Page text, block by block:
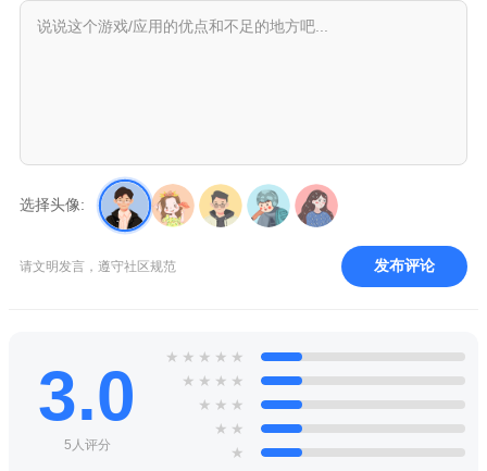
选择头像:
请文明发言，遵守社区规范 发布评论
3.0
5人评分
★ ★ ★ ★ ★
★ ★ ★ ★
★ ★ ★
★ ★
★